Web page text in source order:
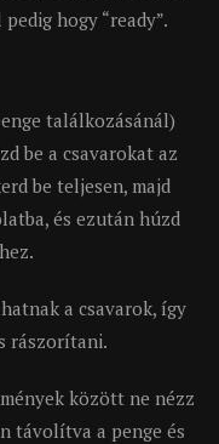
hogy “ready”.
találkozásánál)
be a csavarokat az
be teljesen, majd
és ezután húzd
a csavarok, így
rászorítani.
között ne nézz
távolítva a penge és